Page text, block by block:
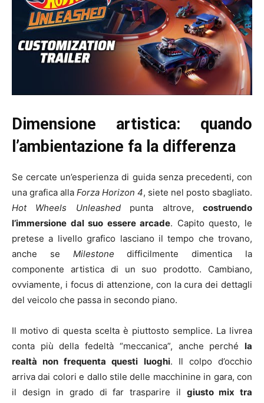
Dimensione artistica: quando
l’ambientazione fa la differenza
Se cercate un’esperienza di guida senza precedenti, con
una grafica alla Forza Horizon 4, siete nel posto sbagliato.
Hot Wheels Unleashedpunta altrove,costruendo
l’immersione dal suo essere arcade. Capito questo, le
pretese a livello grafico lasciano il tempo che trovano,
anche se Milestone difficilmente dimentica la
componente artistica di un suo prodotto. Cambiano,
ovviamente, i focus di attenzione, con la cura dei dettagli
del veicolo che passa in secondo piano.
Il motivo di questa scelta è piuttosto semplice. La livrea
conta più della fedeltà “meccanica”, anche perché la
realtà non frequenta questi luoghi. Il colpo d’occhio
arriva dai colori e dallo stile delle macchinine in gara, con
il design in grado di far trasparire il giusto mix tra